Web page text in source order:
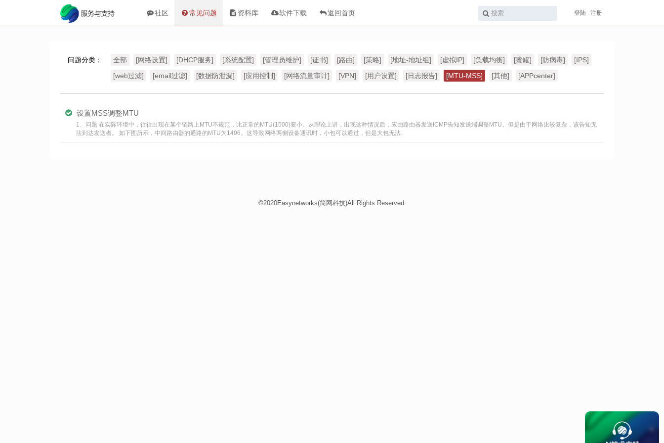
社区 常见问题 资料库 软件下载 返回首页 登陆 注册
问题分类： 全部 [网络设置] [DHCP服务] [系统配置] [管理员维护] [证书] [路由] [策略] [地址-地址组] [虚拟IP] [负载均衡] [蜜罐] [防病毒]
[IPS]
[web过滤]
[email过滤] [数据防泄漏] [应用控制] [网络流量审计] [VPN] [用户设置] [日志报告] [MTU-MSS] [其他] [APPcenter]
设置MSS调整MTU
1、问题 在实际环境中，往往出现在某个链路上MTU不规范，比正常的MTU(1500)要小。从理论上讲，出现这种情况后，应由路由器发送ICMP告知发送端调整MTU。但是由于网络比较复杂，该告知无
法到达发送者。 如下图所示，中间路由器的通路的MTU为1496。这导致网络两侧设备通讯时，小包可以通过，但是大包无法..
©2020Easynetworks(简网科技)All Rights Reserved.